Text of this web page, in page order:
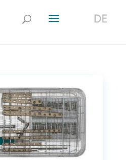
DE
DE